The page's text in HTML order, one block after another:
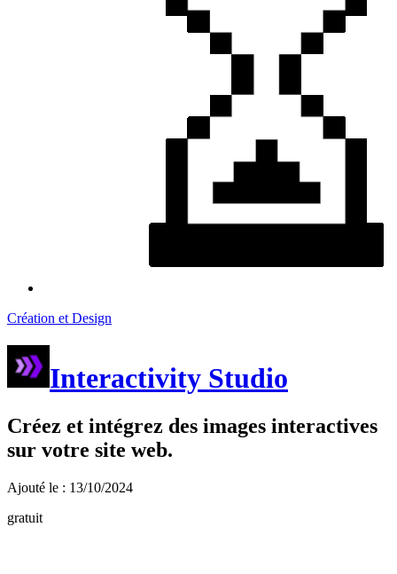
Création et Design
Interactivity Studio
Créez et intégrez des images interactives
sur votre site web.
Ajouté le : 13/10/2024
gratuit